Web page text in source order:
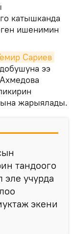
катышканда
ишенимин
Сариев
ээ
жарыялады.
тандоого
эле учурда
экени